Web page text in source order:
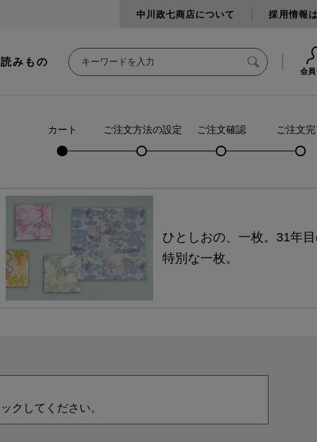
中川政七商店について 採用情報
読みもの
会
カート ご注文方法の設定 ご注文確認 ご注文完
ひとしおの、一枚。31年
特別な一枚。
クしてください。